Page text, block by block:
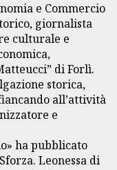
e Commercio
giornalista
culturale e
di Forlì.
storica,
all’attività
e
ha pubblicato
Leonessa di